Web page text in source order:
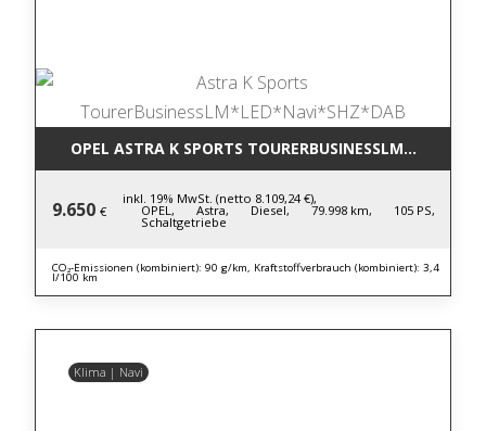
OPEL ASTRA K SPORTS
9.650 €
inkl. 19% MwSt. (netto 8.109,24 €),
OPEL, Astra, Diesel, 79.998 km, 105 PS,
Schaltgetriebe
CO₂-Emissionen (kombiniert): 90 g/km, Kraftstoffverbrauch (kombiniert): 3,4
l/100 km
Klima | Navi